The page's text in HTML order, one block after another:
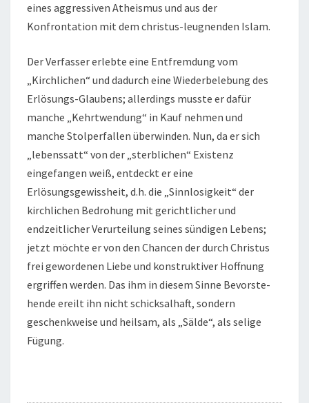
eines aggres­siven Atheismus und aus der
Konfrontation mit dem christus-leugnenden Islam.
Der Verfasser erlebte eine Entfremdung vom
„Kirchlichen“ und dadurch eine Wiederbelebung des
Erlösungs-Glaubens; allerdings musste er dafür
manche „Kehrtwendung“ in Kauf nehmen und
manche Stolperfallen überwinden. Nun, da er sich
„lebenssatt“ von der „sterblichen“ Existenz
eingefangen weiß, entdeckt er eine
Erlösungsgewissheit, d.h. die „Sinnlosigkeit“ der
kirchlichen Bedrohung mit gerichtlicher und
endzeitlicher Verurteilung seines sündigen Lebens;
jetzt möchte er von den Chancen der durch Christus
frei gewordenen Liebe und konstruktiver Hoffnung
ergriffen werden. Das ihm in diesem Sinne Bevor­ste­
hende ereilt ihn nicht schicksalhaft, sondern
geschenkweise und heilsam, als „Sälde“, als selige
Fügung.